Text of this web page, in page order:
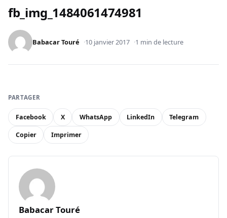
fb_img_1484061474981
Babacar Touré 10 janvier 2017 1 min de lecture
PARTAGER
Facebook X WhatsApp LinkedIn Telegram
Copier Imprimer
Babacar Touré